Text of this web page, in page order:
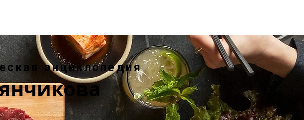
энциклопедия